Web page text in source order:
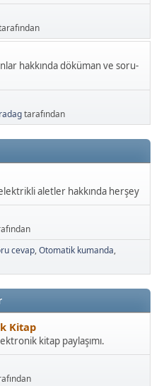
hakkında döküman ve soru-
tarafından
aletler hakkında herşey
cevap Otomatik kumanda
Kitap
kitap paylaşımı.